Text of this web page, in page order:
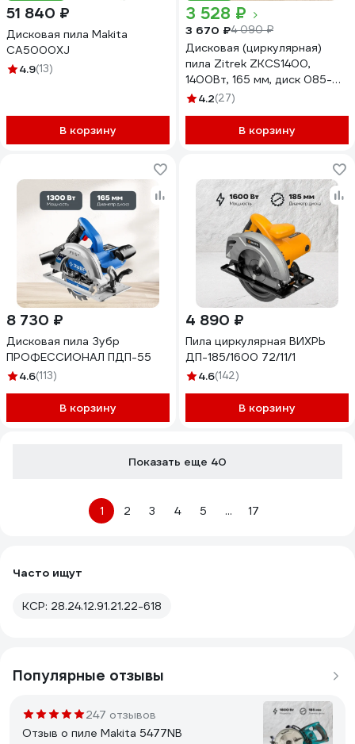
51 840 ₽
Дисковая пила Makita
CA5000XJ
4.9(13)
В корзину
3 528 ₽
3 670 ₽4 090 ₽
Дисковая (циркулярная)
пила Zitrek ZKCS1400,
1400Вт, 165 мм, диск 085-
1304
4.2(27)
В корзину
8 730 ₽
Дисковая пила Зубр
ПРОФЕССИОНАЛ ПДП-55
4.6(113)
В корзину
4 890 ₽
Пила циркулярная ВИХРЬ
ДП-185/1600 72/11/1
4.6(142)
В корзину
Показать еще 40
1 2 3 4 5 ... 17
Часто ищут
КСР: 28.24.12.91.21.22-618
Популярные отзывы
247 отзывов
Отзыв о пиле Makita 5477NB